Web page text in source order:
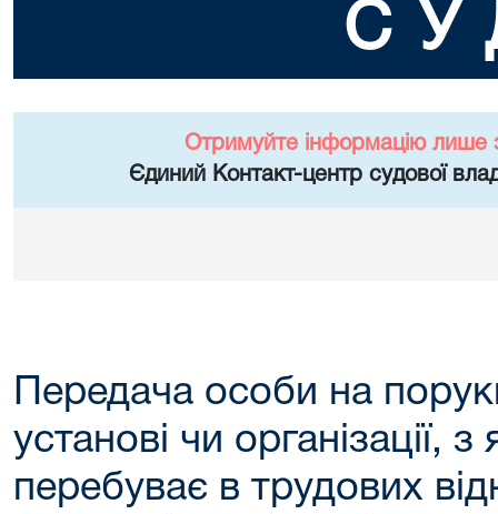
Отримуйте інформацію лише
Єдиний Контакт-центр судової
Передача особи на
установі чи організації,
перебуває в трудових